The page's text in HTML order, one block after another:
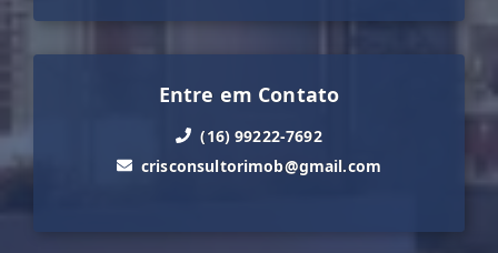
Entre em Contato
(16) 99222-7692
crisconsultorimob@gmail.com